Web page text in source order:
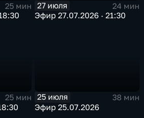
25 мин
27 июля
24 мин
Эфир 27.07.2026 · 21:30
25 мин
25 июля
38 мин
Эфир 25.07.2026